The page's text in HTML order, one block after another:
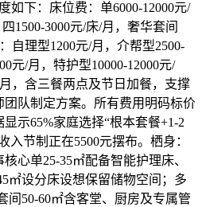
如下：床位费：单6000-12000元/
1500-3000元/床/月，奢华套间
自理型1200元/月，介帮型2500-
元/月，特护型10000-12000元/
，含三餐两点及节日加餐，支撑
队制定方案。所有费用明码标价
示65%家庭选择“根本套餐+1-2
入节制正在5500元摆布。栖身：
心单25-35㎡配备智能护理床、
㎡设分床设想保留储物空间；多
间50-60㎡含客堂、厨房及专属管